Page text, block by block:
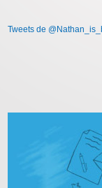
Tweets de